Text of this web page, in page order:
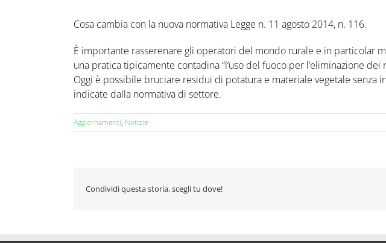
Cosa cambia con la nuova normativa Legge n. 11 agosto 2014, n. 116.
È importante rasserenare gli operatori del mondo rurale e in particolar
una pratica tipicamente contadina “l’uso del fuoco per l’eliminazione dei
Oggi è possibile bruciare residui di potatura e materiale vegetale
indicate dalla normativa di settore.
Aggiornamenti, Notizie
Condividi questa storia, scegli tu dove!